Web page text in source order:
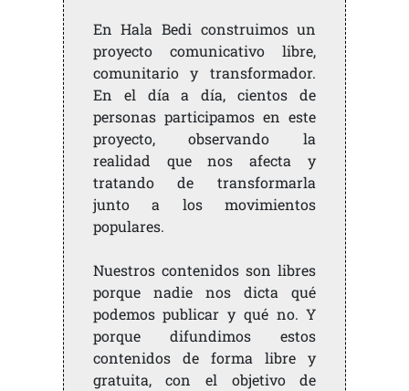
En Hala Bedi construimos un
proyecto comunicativo libre,
comunitario y transformador.
En el día a día, cientos de
personas participamos en este
proyecto, observando la
realidad que nos afecta y
tratando de transformarla
junto a los movimientos
populares.
Nuestros contenidos son libres
porque nadie nos dicta qué
podemos publicar y qué no. Y
porque difundimos estos
contenidos de forma libre y
gratuita, con el objetivo de